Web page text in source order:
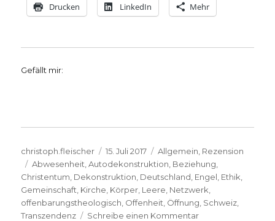
Drucken LinkedIn Mehr
Gefällt mir:
Autor
christoph.fleischer
Veröffentlicht
am
15. Juli 2017 Kategorien
Allgemein Rezension
Schlagwörter
Abwesenheit ,Autodekonstruktion Beziehung
Christentum Dekonstruktion Deutschland Engel Ethik
Gemeinschaft Kirche Körper Leere Netzwerk
offenbarungstheologisch Offenheit Öffnung Schweiz
Transzendenz
Schreibe einen Kommentarzu